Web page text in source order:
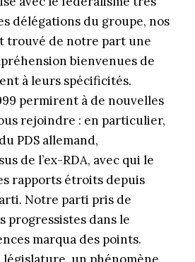
délégations du groupe, nos
trouvé de notre part une
bienvenues de
à leurs spécificités.
permirent à de nouvelles
rejoindre : en particulier,
PDS allemand,
de l’ex-RDA, avec qui le
rapports étroits depuis
Notre parti pris de
progressistes dans le
marqua des points.